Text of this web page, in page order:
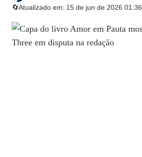
🔄Atualizado em: 15 de jun de 2026 01:36